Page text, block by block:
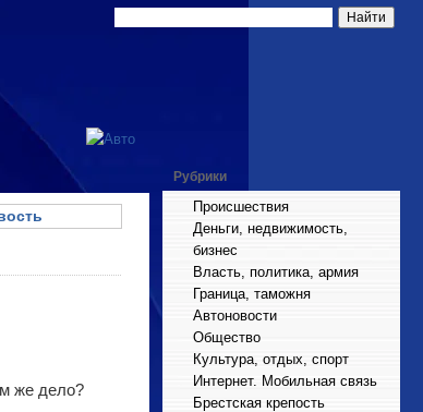
же дело?
Рубрики
Происшествия
Деньги, недвижимость,
бизнес
Власть, политика, армия
Граница, таможня
Автоновости
Общество
Культура, отдых, спорт
Интернет. Мобильная связь
Брестская крепость